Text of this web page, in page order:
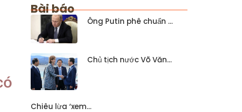
Bài báo
Ông Putin phê chuẩn …
Chủ tịch nước Võ Văn…
Chiêu lừa ‘xem…